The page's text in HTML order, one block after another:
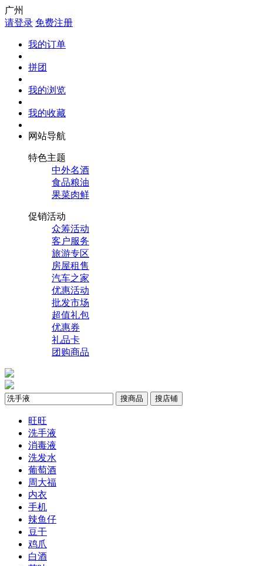
广州
请登录 免费注册
我的订单
拼团
我的浏览
我的收藏
网站导航
特色主题
中外名酒
食品粮油
果菜肉鲜
促销活动
众筹活动
客户服务
旅游专区
房屋租售
汽车之家
优惠活动
批发市场
超值礼包
优惠券
礼品卡
团购商品
搜商品 搜店铺
旺旺
洗手液
消毒液
洗发水
葡萄酒
周大福
内衣
手机
辣鱼仔
豆干
鸡爪
白酒